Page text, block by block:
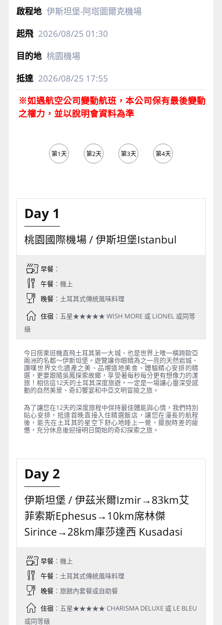
伊斯坦堡-阿塔圖爾克機場
2026/08/25 01:30
桃園機場
2026/08/25 17:55
※如遇航空公司變動航班，本公司保有最後變動
之權力，並以說明會資料為準
第1天 第2天 第3天 第4天
Day 1
桃園國際機場 / 伊斯坦堡Istanbul
早餐：
午餐：機上
晚餐：土耳其式傳統風味料理
住宿：五星★★★★★ WISH MORE 或 LIONEL 或同等
級
今日搭乘班機直飛土耳其第一大城、也是世界上唯一橫跨歐亞
兩洲的名都～伊斯坦堡。遊覽讓你眼睛為之一亮的天然岩城、
讚嘆世界文化遺產之美、品嚐道地美食、體驗精心安排的精
選，更要跟隨吳鳳探索故鄉，享受著每秒每分更有想像力的漾
旅！相信這12天的土耳其深度旅遊，一定是一場讓心靈深受感
動的自然美景、奇幻饗宴和中亞文明冒險之旅。
為了讓您在12天的深度旅程中保持最佳體能與心情，我們特別
貼心安排，抵達首晚直接入住精選飯店，讓您在漫長的航程
後，能先在土耳其的星空下舒心地睡上一覺，擺脫時差的疲
憊，充分休息後迎接明日開始的奇幻探索之旅。
Day 2
伊斯坦堡 / 伊茲米爾Izmir→83km艾
菲索斯Ephesus→10km席林傑
Sirince→28km庫莎達西 Kusadasi
早餐：機上
午餐：土耳其式傳統風味料理
晚餐：旅館內套餐或自助餐
住宿：五星★★★★★ CHARISMA DELUXE 或 LE BLEU
或同等級